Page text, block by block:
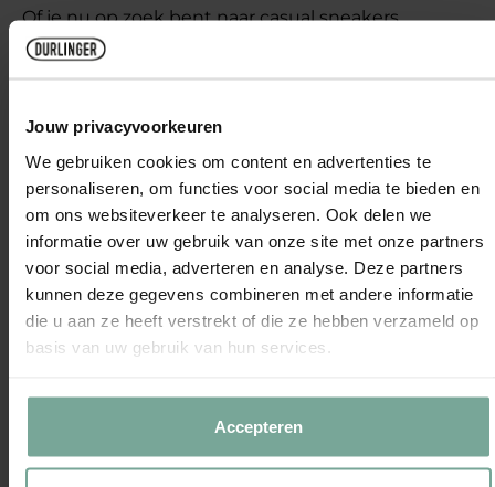
Jouw privacyvoorkeuren
We gebruiken cookies om content en advertenties te
personaliseren, om functies voor social media te bieden en
om ons websiteverkeer te analyseren. Ook delen we
informatie over uw gebruik van onze site met onze partners
voor social media, adverteren en analyse. Deze partners
kunnen deze gegevens combineren met andere informatie
die u aan ze heeft verstrekt of die ze hebben verzameld op
basis van uw gebruik van hun services.
Accepteren
Of je nu op zoek bent naar casual sneakers,
elegante pumps, stevige wandelschoenen of
trendy sandalen: je vindt het hier. Naast schoenen
verzorgingsproducten en sokken.
Merken
Deze schoenenwinkel in Sittard heeft diverse
topmerken zoals Skechers, Tamaris, PS Poelman,
Gabor en Rieker. Je vindt er merken voor het hele
gezin! Daarnaast shop je hier ook de eigen merken
Locatie & parkeren